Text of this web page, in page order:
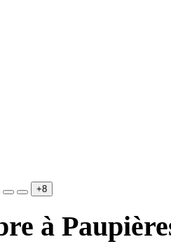
+8
à